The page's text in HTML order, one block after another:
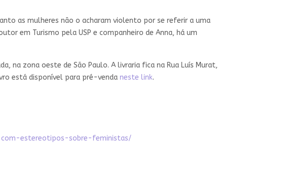
as mulheres não o acharam violento por se referir a uma
em Turismo pela USP e companheiro de Anna, há um
na zona oeste de São Paulo. A livraria fica na Rua Luís Murat,
está disponível para pré-venda neste link.
estereotipos-sobre-feministas/